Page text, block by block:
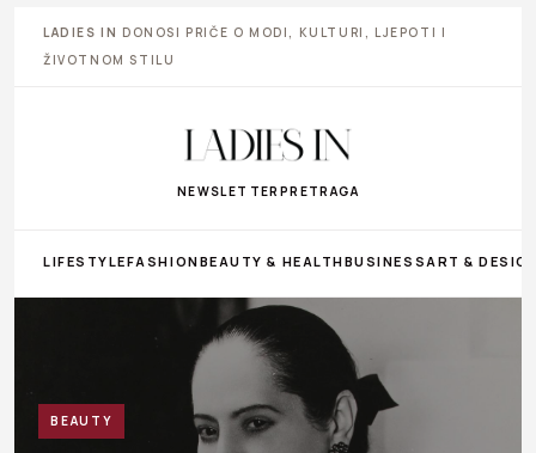
LADIES IN DONOSI PRIČE O MODI, KULTURI, LJEPOTI I
ŽIVOTNOM STILU
NEWSLETTER PRETRAGA
LIFESTYLEFASHIONBEAUTY & HEALTHBUSINESS ART &
BEAUTY